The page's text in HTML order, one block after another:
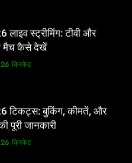
टिकट्स: बुकिंग, कीमतें, और
पूरी जानकारी
क्रिकेट
2026: 18.5 अरब डॉलर
का पूरा विश्लेषण
क्रिकेट
लाइव स्ट्रीमिंग: टीवी और
मैच कैसे देखें
क्रिकेट
टिकट्स: बुकिंग, कीमतें, और
पूरी जानकारी
क्रिकेट